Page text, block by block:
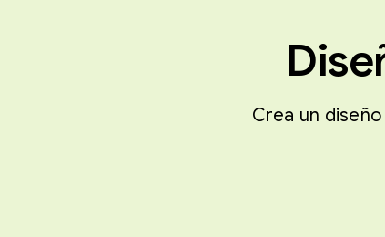
Crea un